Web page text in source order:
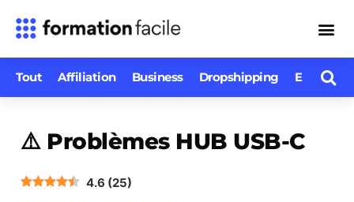
Tout Affiliation Business Dropshipping E-
⚠️ Problèmes HUB USB-C
4.6 (25)